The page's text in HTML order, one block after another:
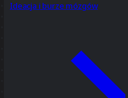
Ideacja i burze mózgów